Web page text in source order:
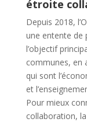
étroite
Depuis 2018,
une entente de
l’objectif
communes, en
qui sont
et
Pour mieux
collaboration,